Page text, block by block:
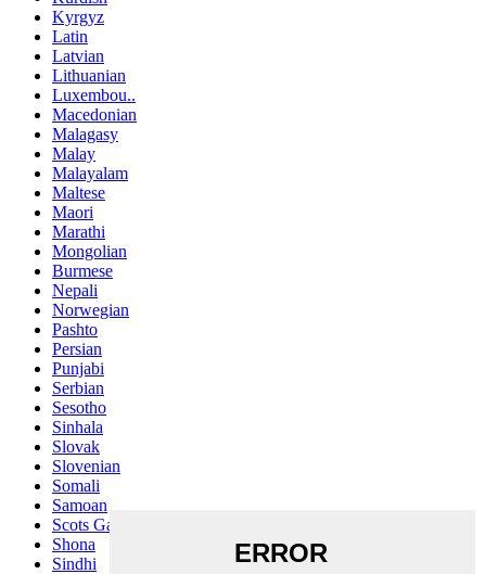
Kyrgyz
Latin
Latvian
Lithuanian
Luxembou..
Macedonian
Malagasy
Malay
Malayalam
Maltese
Maori
Marathi
Mongolian
Burmese
Nepali
Norwegian
Pashto
Persian
Punjabi
Serbian
Sesotho
Sinhala
Slovak
Slovenian
Somali
Samoan
Scots Gaelic
Shona
Sindhi